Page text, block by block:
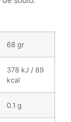
68 gr
378 kJ / 89
kcal
0.1 g